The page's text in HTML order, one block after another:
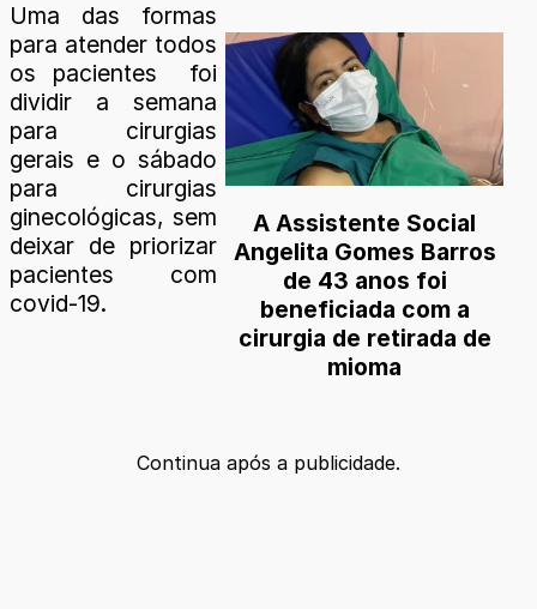
A Assistente Social
Angelita Gomes Barros
de 43 anos foi
beneficiada com a
cirurgia de retirada de
mioma
Uma das formas
para atender todos
os pacientes foi
dividir a semana
para cirurgias
gerais e o sábado
para cirurgias
ginecológicas, sem
deixar de priorizar
pacientes com
covid-19.
Continua após a publicidade.